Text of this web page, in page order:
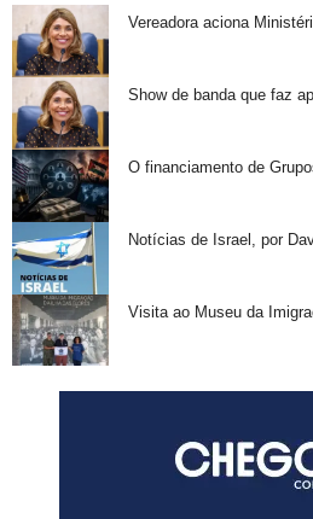
Vereadora aciona
Show de banda que faz
O financiamento de
Notícias de Israel, por
Visita ao Museu da